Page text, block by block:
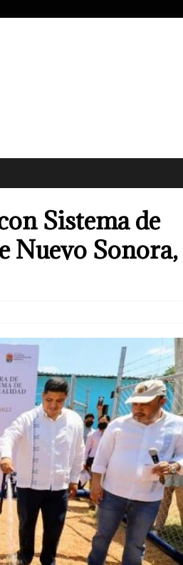
Sistema de
Nuevo Sonora,